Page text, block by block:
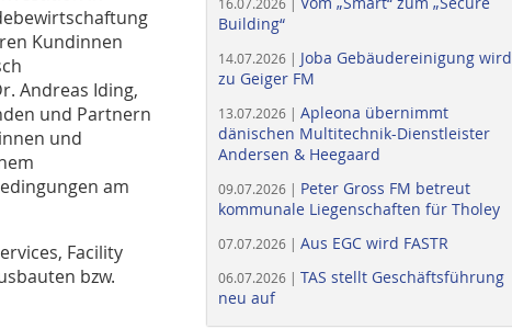
Kundinnen
Andreas Iding,
und Partnern
und
am
Facility
bzw.
Building“
14.07.2026 | Joba Gebäudereinigung wird
zu Geiger FM
13.07.2026 | Apleona übernimmt
dänischen Multitechnik-Dienstleister
Andersen & Heegaard
09.07.2026 | Peter Gross FM betreut
kommunale Liegenschaften für Tholey
07.07.2026 | Aus EGC wird FASTR
06.07.2026 | TAS stellt Geschäftsführung
neu auf